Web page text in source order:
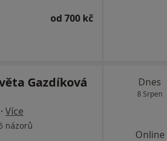
od 700 kč
Gazdíková
· Více
názorů
Dnes
8 Srpen